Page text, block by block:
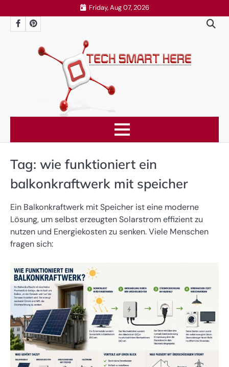
to
content
Friday, Aug 07, 2026
FacebookPinterest
Tag: wie funktioniert ein
balkonkraftwerk mit speicher
Ein Balkonkraftwerk mit Speicher ist eine moderne
Lösung, um selbst erzeugten Solarstrom effizient zu
nutzen und Energiekosten zu senken. Viele Menschen
fragen sich: